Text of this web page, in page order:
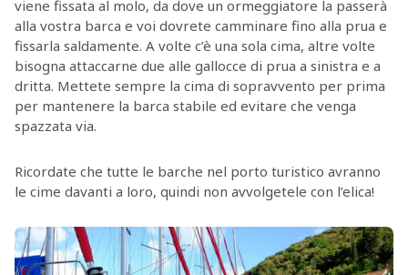
viene fissata al molo, da dove un ormeggiatore la passerà
alla vostra barca e voi dovrete camminare fino alla prua e
fissarla saldamente. A volte c’è una sola cima, altre volte
bisogna attaccarne due alle gallocce di prua a sinistra e a
dritta. Mettete sempre la cima di sopravvento per prima
per mantenere la barca stabile ed evitare che venga
spazzata via.
Ricordate che tutte le barche nel porto turistico avranno
le cime davanti a loro, quindi non avvolgetele con l’elica!